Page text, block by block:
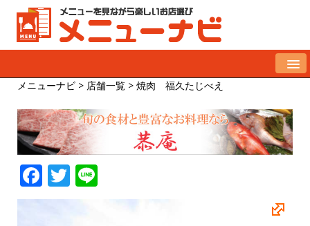
メニューナビ > 店舗一覧 > 焼肉 福久たじべえ
F
a
T
w